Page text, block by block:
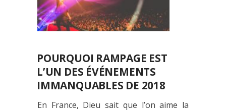
POURQUOI RAMPAGE EST
L’UN DES ÉVÉNEMENTS
IMMANQUABLES DE 2018
En France, Dieu sait que l’on aime la